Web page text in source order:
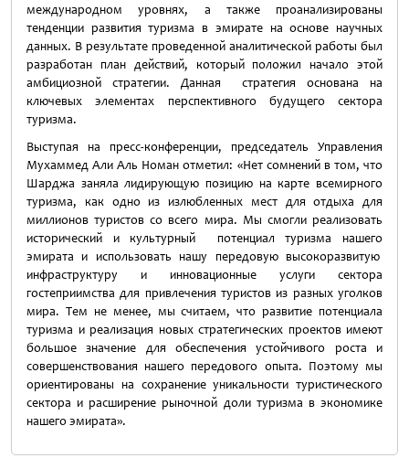
международном уровнях, а также проанализированы
тенденции развития туризма в эмирате на основе научных
данных. В результате проведенной аналитической работы был
разработан план действий, который положил начало этой
амбициозной стратегии. Данная стратегия основана на
ключевых элементах перспективного будущего сектора
туризма.
Выступая на пресс-конференции, председатель Управления
Мухаммед Али Аль Номан отметил: «Нет сомнений в том, что
Шарджа заняла лидирующую позицию на карте всемирного
туризма, как одно из излюбленных мест для отдыха для
миллионов туристов со всего мира. Мы смогли реализовать
исторический и культурный потенциал туризма нашего
эмирата и использовать нашу передовую высокоразвитую
инфраструктуру и инновационные услуги сектора
гостеприимства для привлечения туристов из разных уголков
мира. Тем не менее, мы считаем, что развитие потенциала
туризма и реализация новых стратегических проектов имеют
большое значение для обеспечения устойчивого роста и
совершенствования нашего передового опыта. Поэтому мы
ориентированы на сохранение уникальности туристического
сектора и расширение рыночной доли туризма в экономике
нашего эмирата».